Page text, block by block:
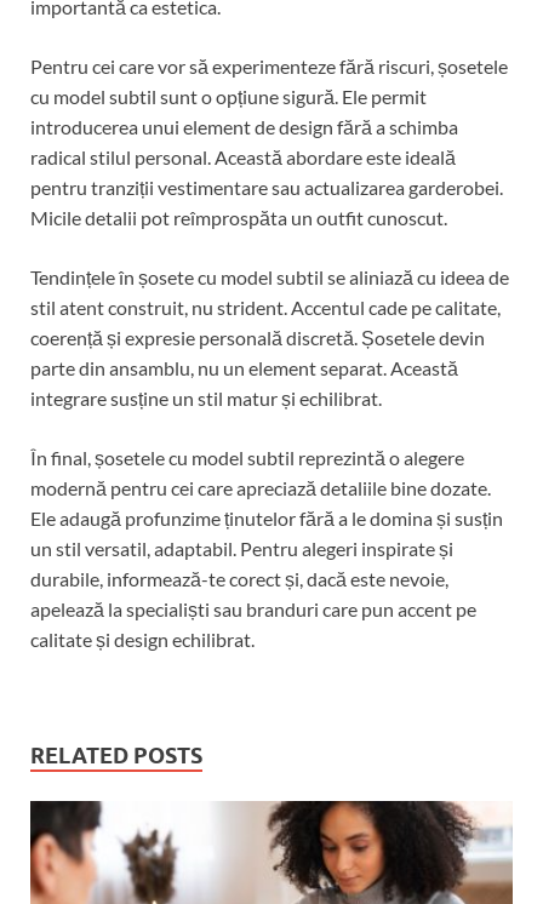
importantă ca estetica.
Pentru cei care vor să experimenteze fără riscuri, șosetele
cu model subtil sunt o opțiune sigură. Ele permit
introducerea unui element de design fără a schimba
radical stilul personal. Această abordare este ideală
pentru tranziții vestimentare sau actualizarea garderobei.
Micile detalii pot reîmprospăta un outfit cunoscut.
Tendințele în șosete cu model subtil se aliniază cu ideea de
stil atent construit, nu strident. Accentul cade pe calitate,
coerență și expresie personală discretă. Șosetele devin
parte din ansamblu, nu un element separat. Această
integrare susține un stil matur și echilibrat.
În final, șosetele cu model subtil reprezintă o alegere
modernă pentru cei care apreciază detaliile bine dozate.
Ele adaugă profunzime ținutelor fără a le domina și susțin
un stil versatil, adaptabil. Pentru alegeri inspirate și
durabile, informează-te corect și, dacă este nevoie,
apelează la specialiști sau branduri care pun accent pe
calitate și design echilibrat.
RELATED POSTS